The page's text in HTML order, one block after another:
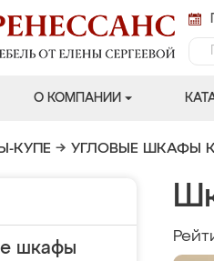
О КОМПАНИИ
КУПЕ → УГЛОВЫЕ ШКАФЫ
шкафы